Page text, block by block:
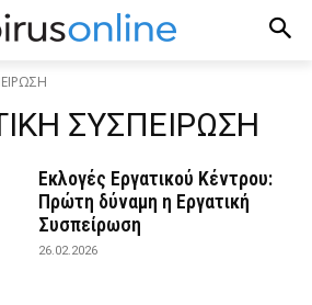
ΣΥΣΠΕΙΡΩΣΗ
Εκλογές Εργατικού Κέντρου:
Πρώτη δύναμη η Εργατική
Συσπείρωση
26.02.2026